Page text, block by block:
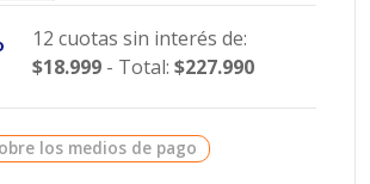
12 cuotas sin interés de:
$18.999- Total: $227.990
los medios de pago